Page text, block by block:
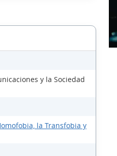
y la Sociedad
la Transfobia y